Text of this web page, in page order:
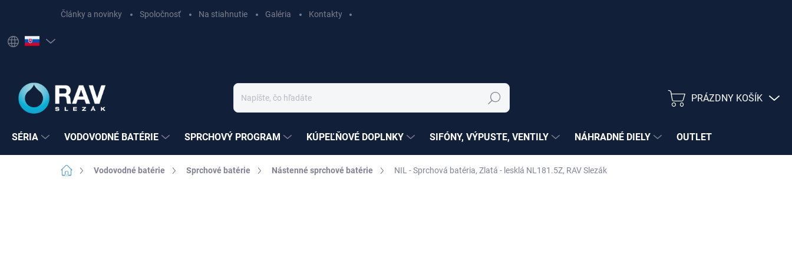
Články a novinky Spoločnosť Na stiahnutie Galéria Kontakty
Hľadať
NÁKUPNÝ
PRÁZDNY KOŠÍK
SÉRIA VODOVODNÉ BATÉRIE SPRCHOVÝ PROGRAM KÚPEĽŇOVÉ DOPLNKY SIFÓNY, VÝPUSTE, VENTILY NÁHRADNÉ DIELY OUTLET
DomovVodovodné batérie Sprchové batérie Nástenné sprchové batérie NIL - Sprchová batéria, Zlatá - lesklá NL181.5Z, RAV Slezák